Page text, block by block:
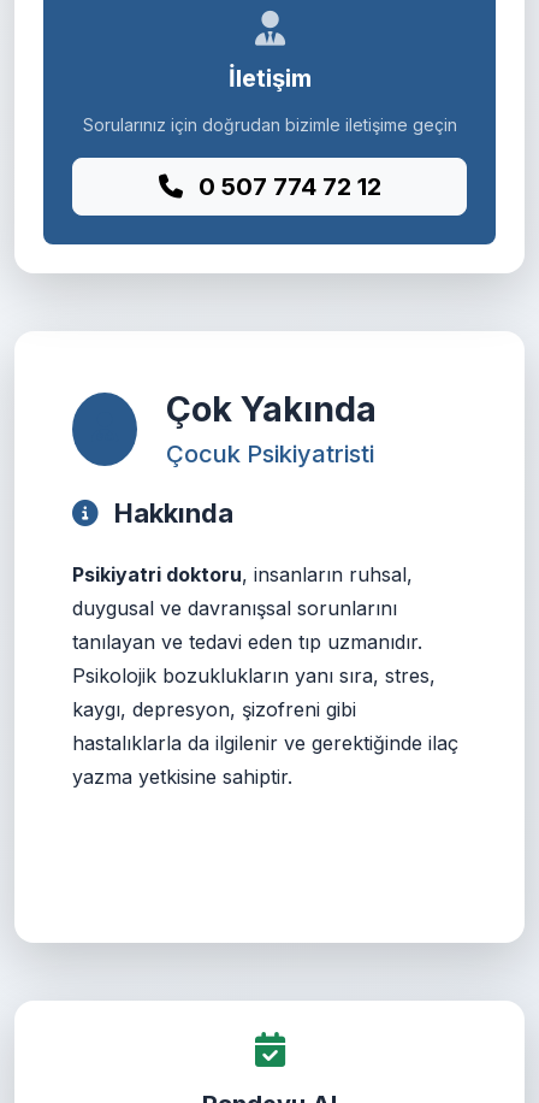
İletişim
Sorularınız için doğrudan bizimle iletişime geçin
0 507 774 72 12
Çok Yakında
Çocuk Psikiyatristi
Hakkında
Psikiyatri doktoru, insanların ruhsal,
duygusal ve davranışsal sorunlarını
tanılayan ve tedavi eden tıp uzmanıdır.
Psikolojik bozuklukların yanı sıra, stres,
kaygı, depresyon, şizofreni gibi
hastalıklarla da ilgilenir ve gerektiğinde ilaç
yazma yetkisine sahiptir.